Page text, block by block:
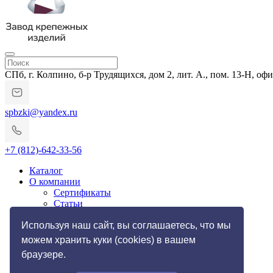
Используя наш сайт, вы соглашаетесь, что мы
можем хранить куки (cookies) в вашем
браузере.
СПб, г. Колпино, б-р Трудящихся, дом 2, лит. А., пом. 13-Н,
spbzki@yandex.ru
+7 (812)-642-33-56
Каталог
О компании
Сертификаты
Статьи
Импортозамещение
Услуги
Резьбонакатные работы
Токарные работы по металлу